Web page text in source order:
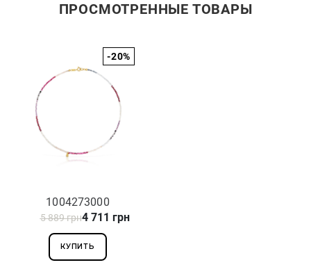
ПРОСМОТРЕННЫЕ ТОВАРЫ
-20%
1004273000
5 889 грн4 711 грн
КУПИТЬ